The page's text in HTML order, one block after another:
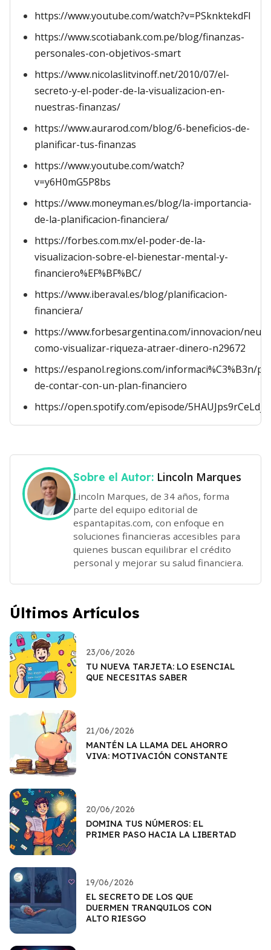
https://www.youtube.com/watch?v=PSknktekdFI
https://www.scotiabank.com.pe/blog/finanzas-
personales-con-objetivos-smart
https://www.nicolaslitvinoff.net/2010/07/el-
secreto-y-el-poder-de-la-visualizacion-en-
nuestras-finanzas/
https://www.aurarod.com/blog/6-beneficios-de-
planificar-tus-finanzas
https://www.youtube.com/watch?
v=y6H0mG5P8bs
https://www.moneyman.es/blog/la-importancia-
de-la-planificacion-financiera/
https://forbes.com.mx/el-poder-de-la-
visualizacion-sobre-el-bienestar-mental-y-
financiero%EF%BF%BC/
https://www.iberaval.es/blog/planificacion-
financiera/
https://www.forbesargentina.com/innovacion/
como-visualizar-riqueza-atraer-dinero-n29672
https://espanol.regions.com/informaci%C3%B3n/
de-contar-con-un-plan-financiero
https://open.spotify.com/episode/
Sobre el Autor: Lincoln Marques
Lincoln Marques, de 34 años, forma
parte del equipo editorial de
espantapitas.com, con enfoque en
soluciones financieras accesibles para
quienes buscan equilibrar el crédito
personal y mejorar su salud financiera.
Últimos Artículos
23/06/2026
TU NUEVA TARJETA: LO ESENCIAL
QUE NECESITAS SABER
21/06/2026
MANTÉN LA LLAMA DEL AHORRO
VIVA: MOTIVACIÓN CONSTANTE
20/06/2026
DOMINA TUS NÚMEROS: EL
PRIMER PASO HACIA LA LIBERTAD
19/06/2026
EL SECRETO DE LOS QUE
DUERMEN TRANQUILOS CON
ALTO RIESGO